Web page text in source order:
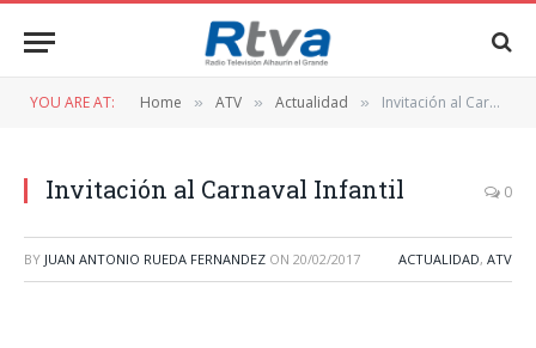
YOU ARE AT: Home » ATV » Actualidad » Invitación al Carnaval Infantil
Invitación al Carnaval Infantil 0
BY JUAN ANTONIO RUEDA FERNANDEZ ON 20/02/2017 ACTUALIDAD, ATV